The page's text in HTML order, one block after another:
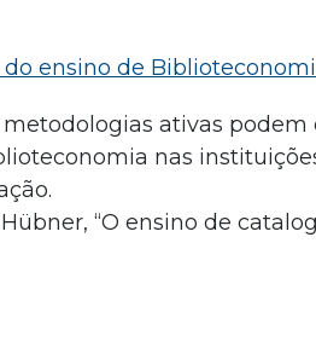
ensino de
ativas
nas
“O ensino de